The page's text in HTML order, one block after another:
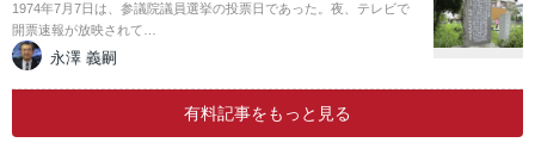
1974年7月7日は、参議院議員選挙の投票日であった。夜、テレビで
開票速報が放映されて…
永澤 義嗣
有料記事をもっと見る